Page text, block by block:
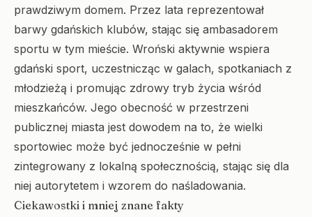
prawdziwym domem. Przez lata reprezentował
barwy gdańskich klubów, stając się ambasadorem
sportu w tym mieście. Wroński aktywnie wspiera
gdański sport, uczestnicząc w galach, spotkaniach z
młodzieżą i promując zdrowy tryb życia wśród
mieszkańców. Jego obecność w przestrzeni
publicznej miasta jest dowodem na to, że wielki
sportowiec może być jednocześnie w pełni
zintegrowany z lokalną społecznością, stając się dla
niej autorytetem i wzorem do naśladowania.
Ciekawostki i mniej znane fakty